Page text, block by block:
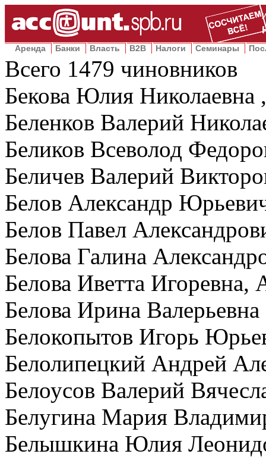
Аренда Банки Власть B2B Налоги Семинары
Всего 1479 чиновников
Бекова Юлия Николаевна
Беленков Валерий
Беликов Всеволод
Беличев Валерий
Белов Александр
Белов Павел
Белова Галина
Белова Иветта Игоревна,
Белова Ирина
Белокопытов Игорь
Белолипецкий Андрей
Белоусов Валерий
Белугина Мария
Белышкина Юлия